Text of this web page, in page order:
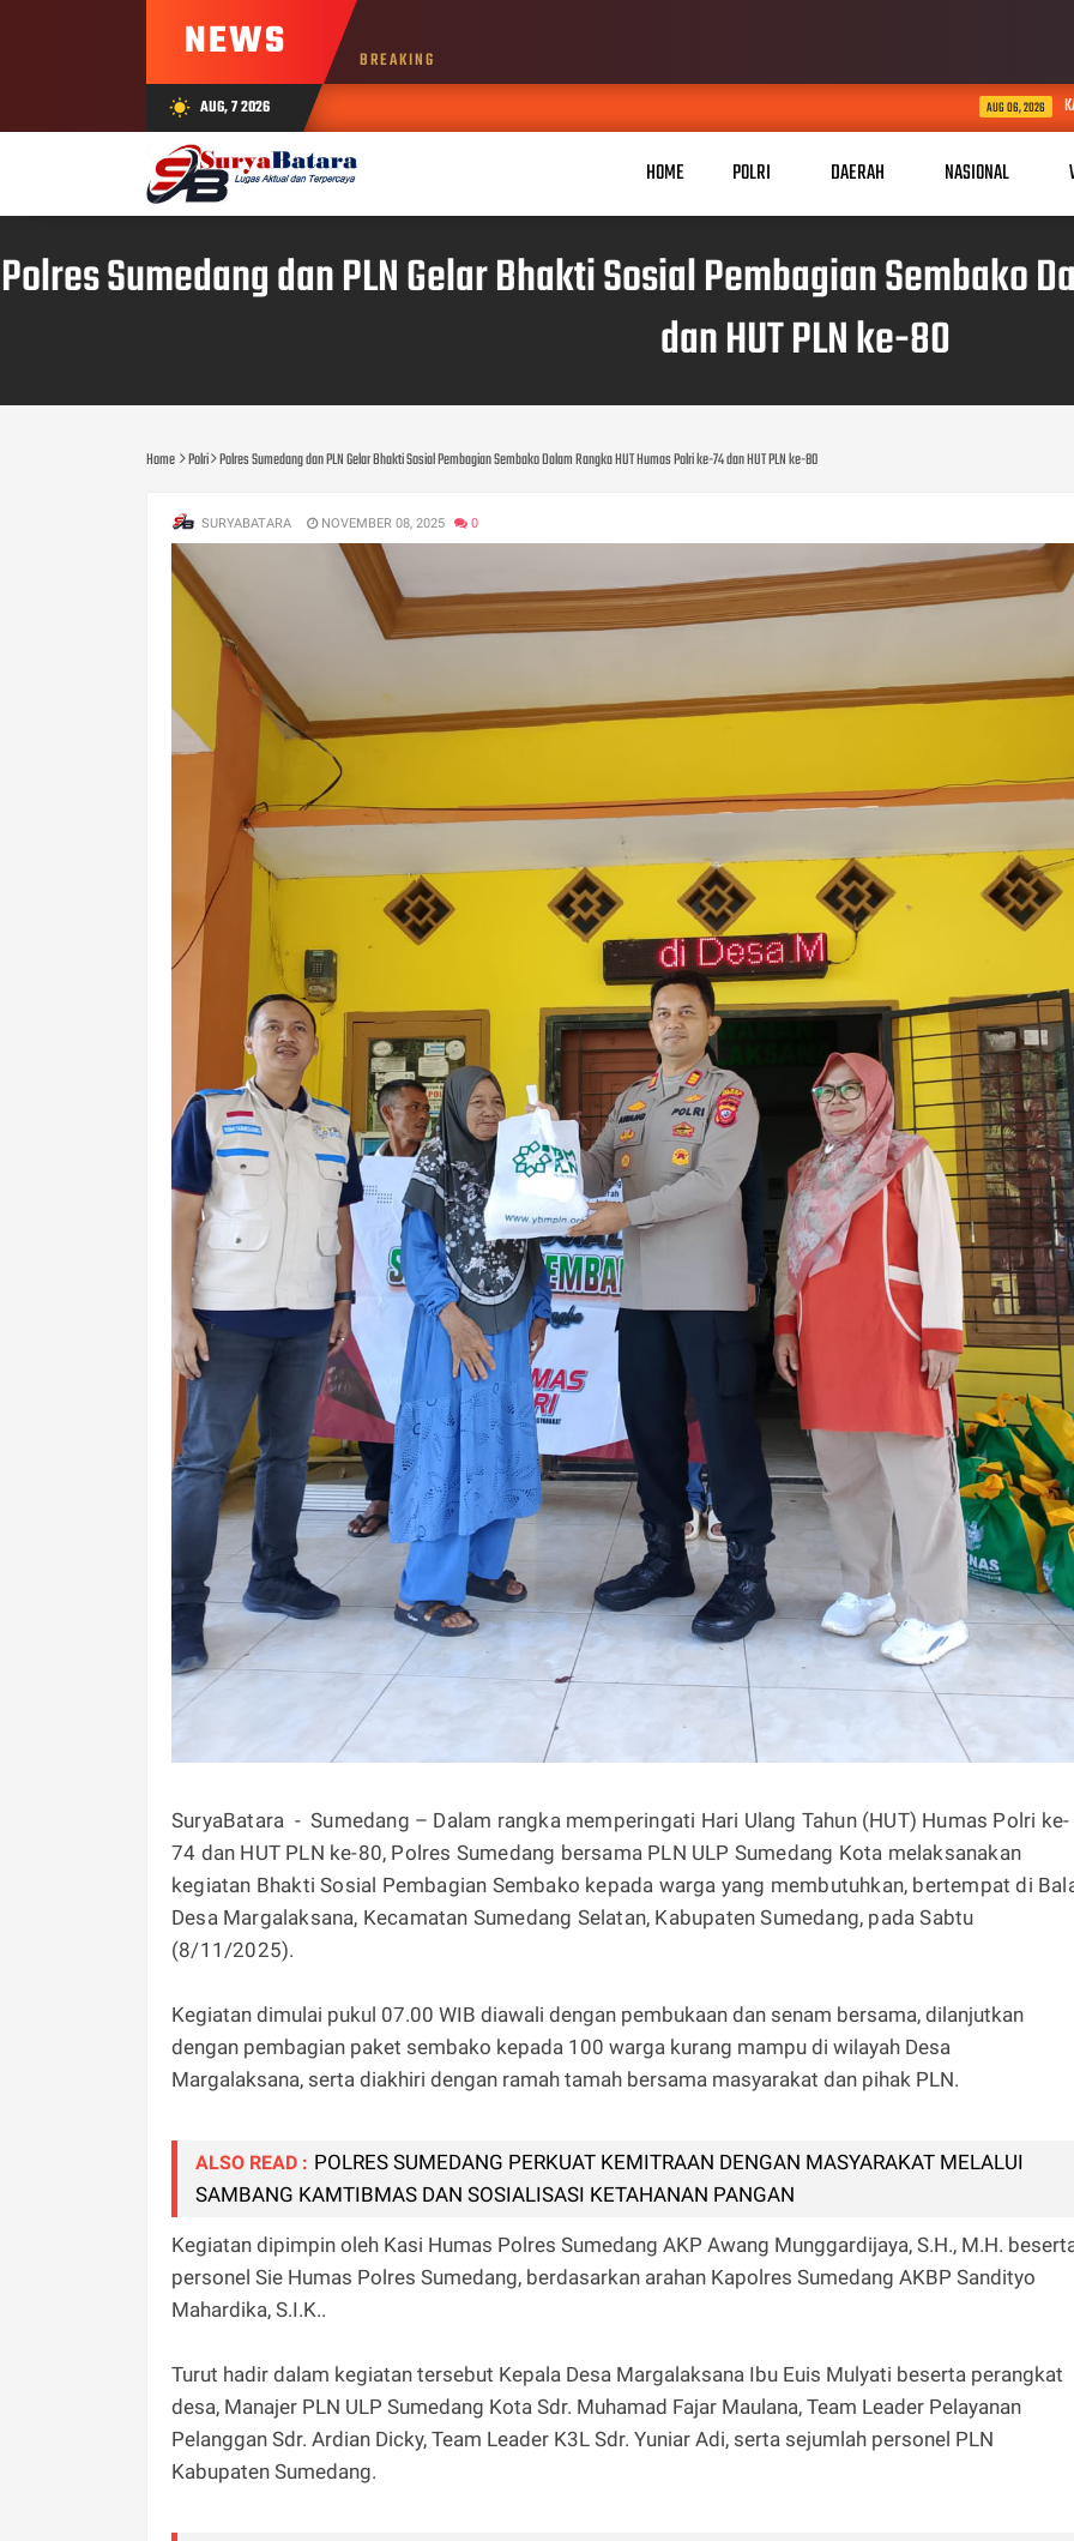
NEWS BREAKING
wb_sunny AUG, 7 2026 KABID HUMAS POLDA JABAR
HOME POLRI DAERAH NASIONAL
Polres Sumedang dan PLN Gelar Bhakti Sosial Pembagian Sembako
dan HUT PLN ke-80
Home Polri Polres Sumedang dan PLN Gelar Bhakti Sosial Pembagian Sembako Dalam Rangka HUT Humas Polri ke-74 dan HUT PLN ke-80
SURYABATARA NOVEMBER 08, 2025 0
SuryaBatara - Sumedang – Dalam rangka memperingati Hari Ulang Tahun (HUT) Humas Polri ke-
74 dan HUT PLN ke-80, Polres Sumedang bersama PLN ULP Sumedang Kota melaksanakan
kegiatan Bhakti Sosial Pembagian Sembako kepada warga yang membutuhkan, bertempat di
Desa Margalaksana, Kecamatan Sumedang Selatan, Kabupaten Sumedang, pada Sabtu
(8/11/2025).
Kegiatan dimulai pukul 07.00 WIB diawali dengan pembukaan dan senam bersama, dilanjutkan
dengan pembagian paket sembako kepada 100 warga kurang mampu di wilayah Desa
Margalaksana, serta diakhiri dengan ramah tamah bersama masyarakat dan pihak PLN.
ALSO READ : POLRES SUMEDANG PERKUAT KEMITRAAN DENGAN MASYARAKAT MELALUI
SAMBANG KAMTIBMAS DAN SOSIALISASI KETAHANAN PANGAN
Kegiatan dipimpin oleh Kasi Humas Polres Sumedang AKP Awang Munggardijaya, S.H., M.H.
personel Sie Humas Polres Sumedang, berdasarkan arahan Kapolres Sumedang AKBP Sandityo
Mahardika, S.I.K..
Turut hadir dalam kegiatan tersebut Kepala Desa Margalaksana Ibu Euis Mulyati beserta perangkat
desa, Manajer PLN ULP Sumedang Kota Sdr. Muhamad Fajar Maulana, Team Leader Pelayanan
Pelanggan Sdr. Ardian Dicky, Team Leader K3L Sdr. Yuniar Adi, serta sejumlah personel PLN
Kabupaten Sumedang.